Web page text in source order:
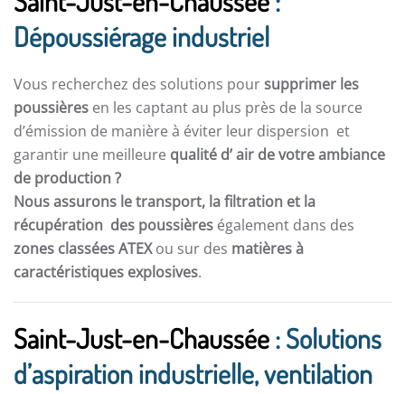
Dépoussiérage industriel
Vous recherchez des solutions poursupprimer les
poussières en les captant au plus près de la source
d’émission de manière à éviter leur dispersion et
garantir une meilleure qualité d’ air de votre ambiance
de production ?
Nous assurons le transport, la filtration et la
récupération des poussières également dans des
zones classées ATEXou sur des matières à
caractéristiques explosives.
Saint-Just-en-Chaussée: Solutions
d’aspiration industrielle, ventilation